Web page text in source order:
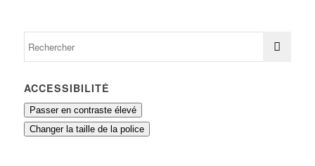
ACCESSIBILITÉ
Passer en contraste élevé
Changer la taille de la police